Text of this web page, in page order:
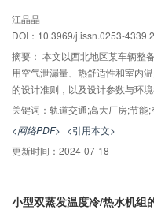
江晶晶
DOI：10.3969/j.issn.0253-
摘要： 本文以西北地区某车辆整
用空气泄漏量、热舒适性和室内
的设计准则，以及设计参数与环
5.4 m/s增至9.3 m/s会使大门处泄
直送风降低24.9%的泄漏量；风
但会对厂房内部区域的热舒适性
和厂房内热舒适性的作用可以忽
果会减弱40%以上，此时推荐采
关键词： 轨道交通;高大厂房;节能;
<网络PDF> <引用本文>
更新时间： 2024-07-18
小型双蒸发温度冷/热水机组